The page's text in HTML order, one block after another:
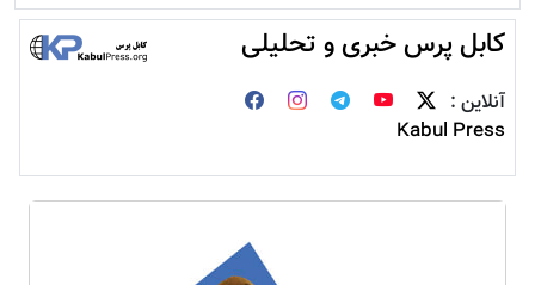
کابل پرس خبری و تحلیلی
آنلاین :
Kabul Press